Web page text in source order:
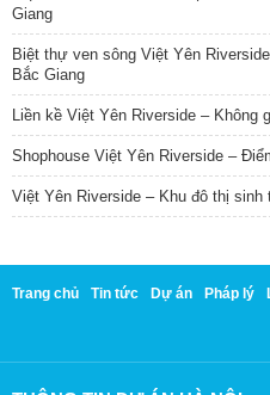
Giang
Biệt thự ven sông Việt Yên
Bắc Giang
Liền kề Việt Yên Riverside – Không
Shophouse Việt Yên Riverside –
Việt Yên Riverside – Khu đô thị
Trang chủ Tin tức Dự án Pháp lý